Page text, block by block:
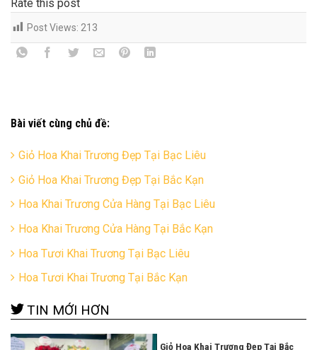
Rate this post
Post Views: 213
Bài viết cùng chủ đề:
Giỏ Hoa Khai Trương Đẹp Tại Bạc Liêu
Giỏ Hoa Khai Trương Đẹp Tại Bắc Kạn
Hoa Khai Trương Cửa Hàng Tại Bạc Liêu
Hoa Khai Trương Cửa Hàng Tại Bắc Kạn
Hoa Tươi Khai Trương Tại Bạc Liêu
Hoa Tươi Khai Trương Tại Bắc Kạn
TIN MỚI HƠN
Giỏ Hoa Khai Trương Đẹp Tại Bắc